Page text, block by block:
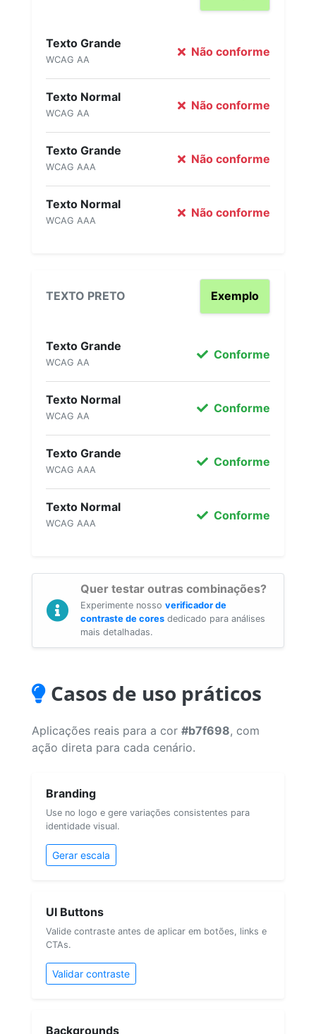
Texto Grande
WCAG AA
Não conforme
Texto Normal
WCAG AA
Não conforme
Texto Grande
WCAG AAA
Não conforme
Texto Normal
WCAG AAA
Não conforme
TEXTO PRETO Exemplo
Texto Grande
WCAG AA
Conforme
Texto Normal
WCAG AA
Conforme
Texto Grande
WCAG AAA
Conforme
Texto Normal
WCAG AAA
Conforme
Quer testar outras combinações?
Experimente nosso verificador de
contraste de cores dedicado para análises
mais detalhadas.
Casos de uso práticos
Aplicações reais para a cor #b7f698, com
ação direta para cada cenário.
Branding
Use no logo e gere variações consistentes para
identidade visual.
Gerar escala
UI Buttons
Valide contraste antes de aplicar em botões, links e
CTAs.
Validar contraste
Backgrounds